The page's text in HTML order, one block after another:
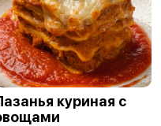
куриная с